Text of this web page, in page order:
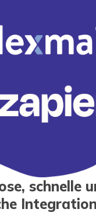
schnelle
Integration